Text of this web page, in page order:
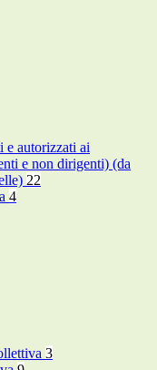
e autorizzati ai
e non dirigenti) (da
22
4
3